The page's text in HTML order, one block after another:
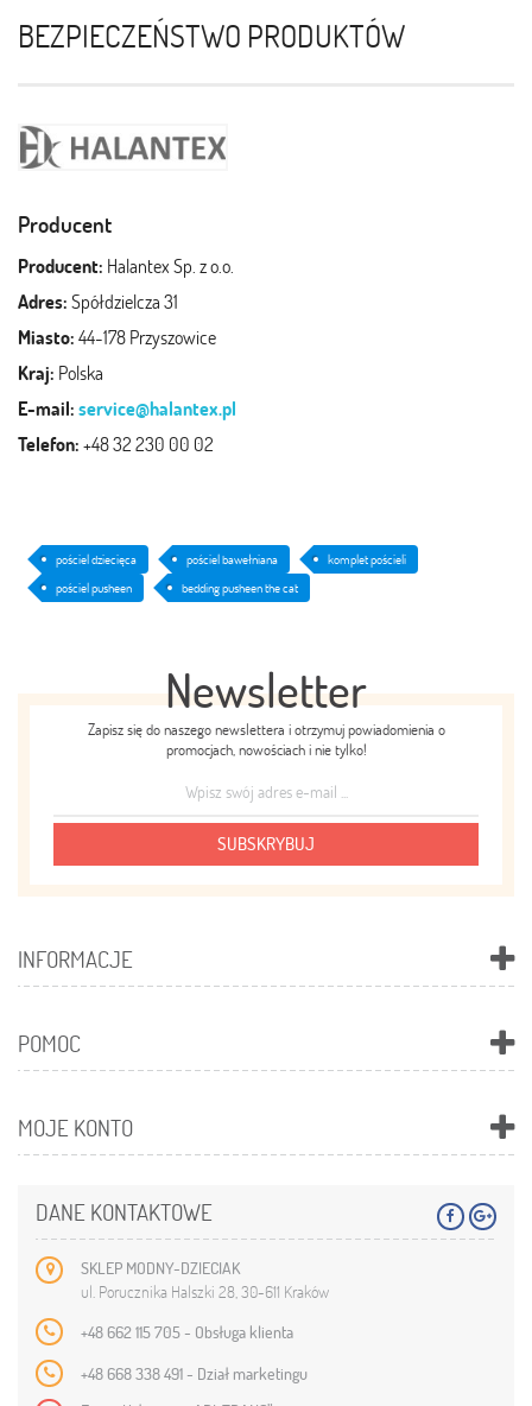
BEZPIECZEŃSTWO PRODUKTÓW
Producent
Producent: Halantex Sp. z o.o.
Adres:Spółdzielcza 31
Miasto:44-178 Przyszowice
Kraj: Polska
E-mail:service@halantex.pl
Telefon:+48 32 230 00 02
pościel dziecięca pościel bawełniana
komplet pościeli
pościel pusheen
bedding pusheen the cat
Newsletter
Zapisz się do naszego newslettera i otrzymuj powiadomienia o
promocjach, nowościach i nie tylko!
SUBSKRYBUJ
INFORMACJE
POMOC
MOJE KONTO
DANE KONTAKTOWE
SKLEP MODNY-DZIECIAK
ul. Porucznika Halszki 28, 30-611 Kraków
+48 662 115 705 - Obsługa klienta
+48 668 338 491 - Dział marketingu